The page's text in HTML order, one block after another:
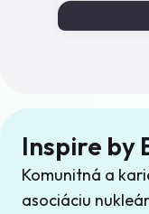
Inspire by
Komunitná a
asociáciu